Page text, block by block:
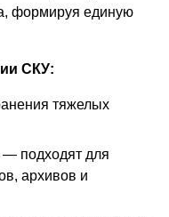
формируя единую
СКУ:
тяжелых
— подходят для
архивов и